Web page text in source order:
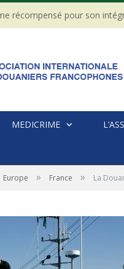
MEDICRIME
Europe » France » La